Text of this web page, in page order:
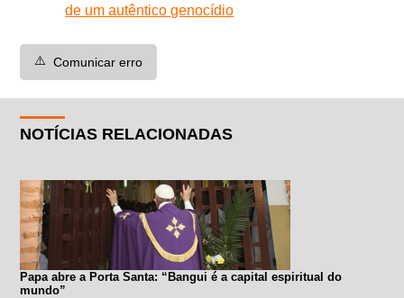
de um autêntico genocídio
⚠️ Comunicar erro
NOTÍCIAS RELACIONADAS
Papa abre a Porta Santa: “Bangui é a capital espiritual do
mundo”